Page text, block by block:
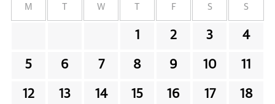
M W F S S
1 2 3 4
5 6 7 8 9 10 11
12 13 14 15 16 17 18